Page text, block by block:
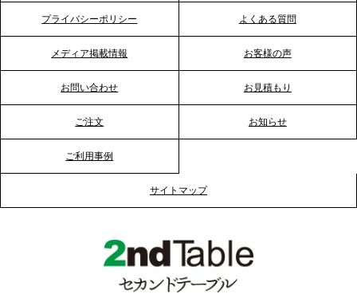
巻きケータリング」が紹介されました
2026.1.20
ーションを活性化
2025.12.12
事提供を実施へ
プライバシーポリシー よくある質問
メディア掲載情報 お客様の声
お問い合わせ お見積もり
ご注文 お知らせ
ご利用事例
サイトマップ